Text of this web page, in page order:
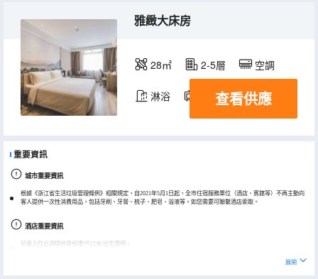
雅緻大床房
28㎡ 2-5層 空調
淋浴 電視機
查看供應
重要資訊
城市重要資訊
根據《浙江省生活垃圾管理條例》相關規定，自2021年5月1日起，全市住宿服務單位（酒店、賓館等）不再主動向
客人提供一次性消費用品，包括牙刷、牙膏、梳子、肥皂、浴液等。如您需要可聯繫酒店索取。
酒店重要資訊
兒童入住必須提供身份證/戶口本/出生證明。
展開